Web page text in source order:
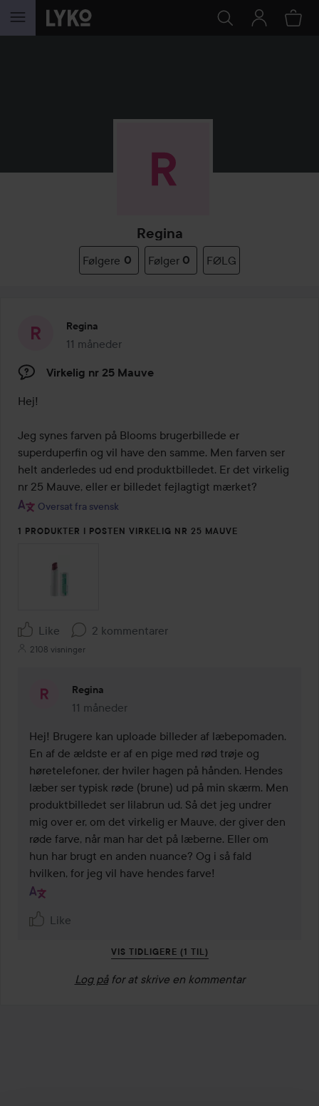
GÅ TIL INDHOLD
Regina
Følgere 0 Følger 0 FØLG
Regina
11 måneder
Posten blev oprettet 11 måneder
Virkelig nr 25 Mauve
Hej!
Jeg synes farven på Blooms brugerbillede er
superduperfin og vil have den samme. Men farven ser
helt anderledes ud end produktbilledet. Er det virkelig
nr 25 Mauve, eller er billedet fejlagtigt mærket?
Oversat fra svensk
1 PRODUKTER I POSTEN VIRKELIG NR 25 MAUVE
Like 2 kommentarer
2108 visninger
Regina
11 måneder
Kommentaren lades 11 måneder
Hej! Brugere kan uploade billeder af læbepomaden.
En af de ældste er af en pige med rød trøje og
høretelefoner, der hviler hagen på hånden. Hendes
læber ser typisk røde (brune) ud på min skærm. Men
produktbilledet ser lilabrun ud. Så det jeg undrer
mig over er, om det virkelig er Mauve, der giver den
røde farve, når man har det på læberne. Eller om
hun har brugt en anden nuance? Og i så fald
hvilken, for jeg vil have hendes farve!
Like
VIS TIDLIGERE (1 TIL)
Log på for at skrive en kommentar